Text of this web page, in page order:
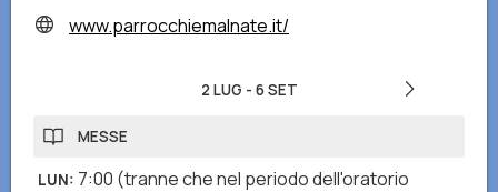
www.parrocchiemalnate.it/
2 LUG - 6 SET
MESSE
LUN: 7:00 (tranne che nel periodo dell'oratorio